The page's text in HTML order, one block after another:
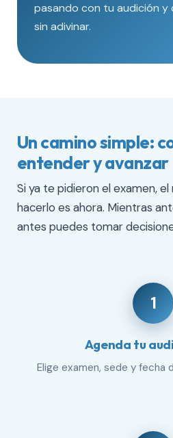
pasando con tu audición y
sin adivinar.
Un camino simple:
entender y avanzar
Si ya te pidieron el examen,
hacerlo es ahora. Mientras
antes puedes tomar
1
Agenda tu
Elige examen, sede y fecha